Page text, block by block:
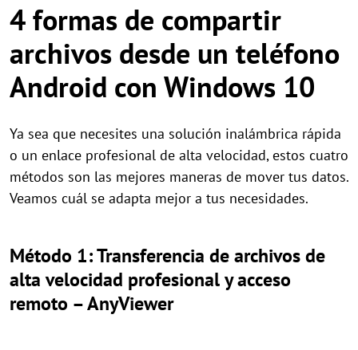
4 formas de compartir
archivos desde un teléfono
Android con Windows 10
Ya sea que necesites una solución inalámbrica rápida
o un enlace profesional de alta velocidad, estos cuatro
métodos son las mejores maneras de mover tus datos.
Veamos cuál se adapta mejor a tus necesidades.
Método 1: Transferencia de archivos de
alta velocidad profesional y acceso
remoto – AnyViewer